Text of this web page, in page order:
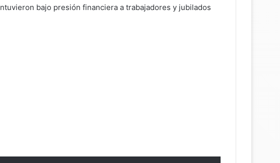
bajo presión financiera a trabajadores y jubilados